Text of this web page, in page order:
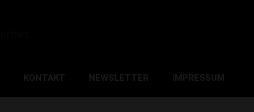
KONTAKT NEWSLETTER IMPRESSUM